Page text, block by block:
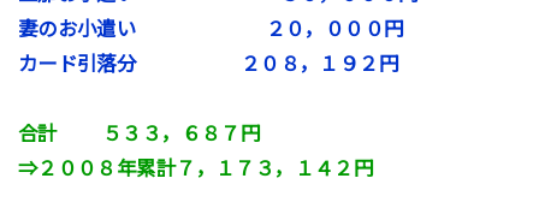
妻のお小遣い ２０，０００円
カード引落分 ２０８，１９２ 円
合計 ５３３，６８７円
⇒２００８年累計７，１７３，１４２円